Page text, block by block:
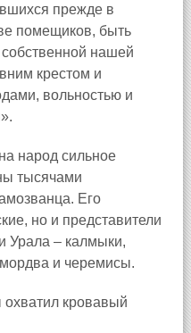
прежде в
помещиков, быть
нашей
крестом и
вольностью и
народ сильное
тысячами
Его
но и представители
Урала – калмыки,
и черемисы.
охватил кровавый